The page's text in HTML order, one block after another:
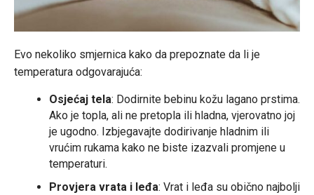
Evo nekoliko smjernica kako da prepoznate da li je
temperatura odgovarajuća:
Osjećaj tela: Dodirnite bebinu kožu lagano prstima.
Ako je topla, ali ne pretopla ili hladna, vjerovatno joj
je ugodno. Izbjegavajte dodirivanje hladnim ili
vrućim rukama kako ne biste izazvali promjene u
temperaturi.
Provjera vrata i leđa: Vrat i leđa su obično najbolji